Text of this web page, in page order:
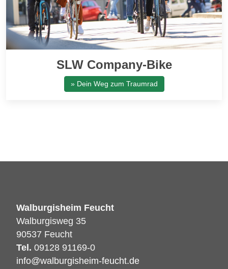
SLW Company-Bike
» Dein Weg zum Traumrad
Walburgisheim Feucht
Walburgisweg 35
90537 Feucht
Tel. 09128 91169-0
info@walburgisheim-feucht.de